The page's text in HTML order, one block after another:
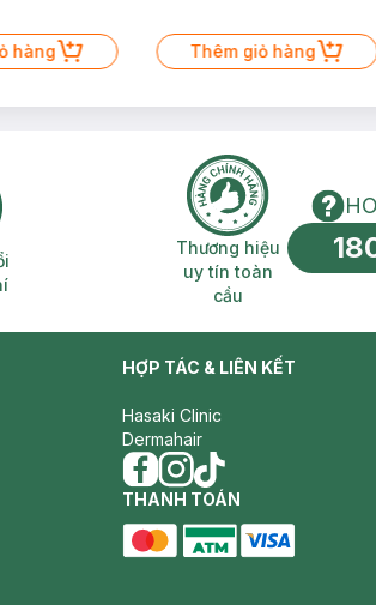
hàng Thêm giỏ hàng
đổi trả miễn phí Thương hiệu
Thương hiệu
uy tín toàn
cầu
HỢP TÁC & LIÊN KẾT
Hasaki Clinic
Dermahair
facebook
instagram
tiktok
THANH TOÁN